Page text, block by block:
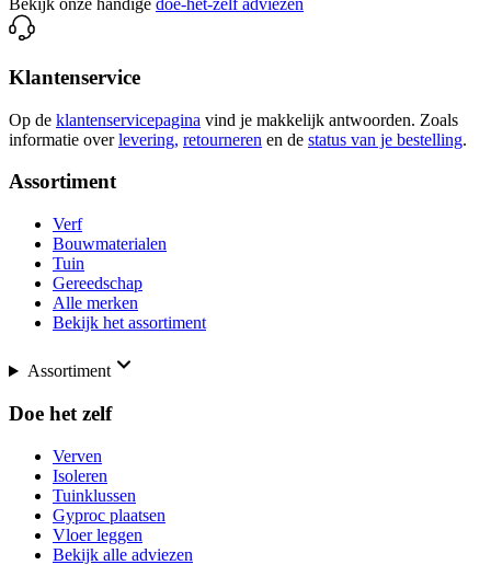
Bekijk onze handige doe-het-zelf adviezen
Klantenservice
Op de klantenservicepagina vind je makkelijk antwoorden. Zoals
informatie over levering, retourneren en de status van je bestelling.
Assortiment
Verf
Bouwmaterialen
Tuin
Gereedschap
Alle merken
Bekijk het assortiment
Assortiment
Doe het zelf
Verven
Isoleren
Tuinklussen
Gyproc plaatsen
Vloer leggen
Bekijk alle adviezen